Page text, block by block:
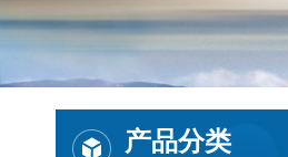
产品分类